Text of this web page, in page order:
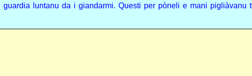
luntanu da i giandarmi. Questi per pòneli e mani pigliàvanu